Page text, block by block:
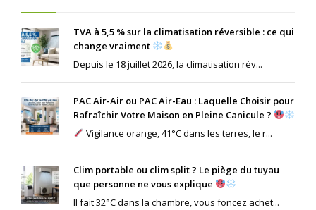
TVA à 5,5 % sur la climatisation réversible : ce qui
change vraiment
Depuis le 18 juillet 2026, la climatisation rév...
PAC Air-Air ou PAC Air-Eau : Laquelle Choisir pour
Rafraîchir Votre Maison en Pleine Canicule ?
Vigilance orange, 41°C dans les terres, le r...
Clim portable ou clim split ? Le piège du tuyau
que personne ne vous explique
Il fait 32°C dans la chambre, vous foncez achet...